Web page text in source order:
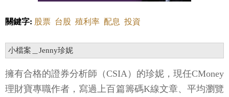
關鍵字: 股票 台股 殖利率 配息 投資
小檔案＿Jenny珍妮
擁有合格的證券分析師（CSIA）的珍妮，現任CMoney
理財寶專職作者，寫過上百篇籌碼K線文章、平均瀏覽